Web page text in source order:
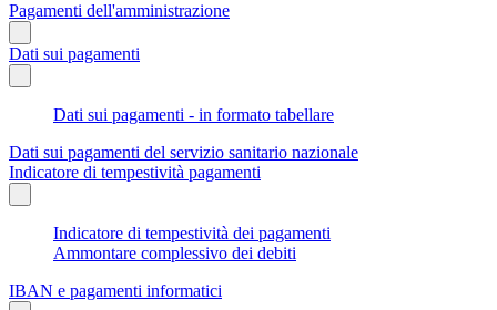
Pagamenti dell'amministrazione
Dati sui pagamenti
Dati sui pagamenti - in formato tabellare
Dati sui pagamenti del servizio sanitario nazionale
Indicatore di tempestività pagamenti
Indicatore di tempestività dei pagamenti
Ammontare complessivo dei debiti
IBAN e pagamenti informatici